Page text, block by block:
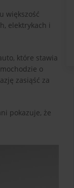
większość
elektrykach i
które stawia
o
zasiąść za
pokazuje, że